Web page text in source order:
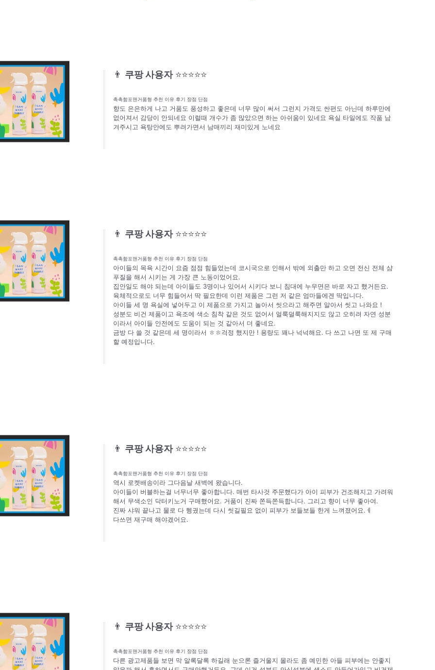
👨 쿠팡 사용자 ⭐⭐⭐⭐⭐
촉촉함포맨거품형 추천 이유 후기 장점 단점
향도 은은하게 나고 거품도 풍성하고 좋은데 너무 많이 써서 그런지 가격도 싼편도 아닌데 하루만에
없어져서 감당이 안되네요 이럴때 개수가 좀 많았으면 하는 아쉬움이 있네요 욕실 타일에도 작품 남
겨주시고 욕탕안에도 뿌려가면서 남매끼리 재미있게 노네요
👨 쿠팡 사용자 ⭐⭐⭐⭐⭐
촉촉함포맨거품형 추천 이유 후기 장점 단점
아이들의 목욕 시간이 요즘 점점 힘들었는데 코시국으로 인해서 밖에 외출만 하고 오면 전신 전체 샴
푸질을 해서 시키는 게 가장 큰 노동이었어요.
집안일도 해야 되는데 아이들도 3명이나 있어서 시키다 보니 침대에 누우면은 바로 자고 했거든요.
육체적으로도 너무 힘들어서 딱 필요한데 이런 제품은 그런 저 같은 엄마들에겐 딱입니다.
아이들 세 명 욕실에 넣어두고 이 제품으로 가지고 놀아서 씻으라고 해주면 알아서 씻고 나와요 !
성분도 비건 제품이고 욕조에 색소 침착 같은 것도 없어서 얼룩덜룩해지지도 않고 오히려 자연 성분
이라서 아이들 안전에도 도움이 되는 것 같아서 더 좋네요.
금방 다 쓸 것 같은데 세 명이라서 ㅎㅎ걱정 했지만 ! 용량도 꽤나 넉넉해요. 다 쓰고 나면 또 제 구매
할 예정입니다.
👨 쿠팡 사용자 ⭐⭐⭐⭐⭐
촉촉함포맨거품형 추천 이유 후기 장점 단점
역시 로켓배송이라 그다음날 새벽에 왔습니다.
아이들이 버블하는걸 너무너무 좋아합니다. 매번 타사것 주문했다가 아이 피부가 건조해지고 가려워
해서 무색소인 닥터키노거 구매했어요. 거품이 진짜 쫀득쫀득합니다. 그리고 향이 너무 좋아여.
진짜 샤워 끝나고 물로 다 헹궜는데 다시 씻길필요 없이 피부가 보들보들 한게 느껴졌어요.ㅔ
다쓰면 재구매 해야겠어요.
👨 쿠팡 사용자 ⭐⭐⭐⭐⭐
촉촉함포맨거품형 추천 이유 후기 장점 단점
다른 광고제품들 보면 막 알록달록 하길래 눈으론 즐거울지 몰라도 좀 예민한 아들 피부에는 안좋지